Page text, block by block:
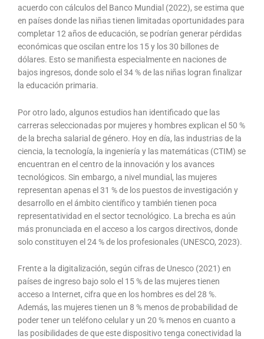
acuerdo con cálculos del Banco Mundial (2022), se estima que
en países donde las niñas tienen limitadas oportunidades para
completar 12 años de educación, se podrían generar pérdidas
económicas que oscilan entre los 15 y los 30 billones de
dólares. Esto se manifiesta especialmente en naciones de
bajos ingresos, donde solo el 34 % de las niñas logran finalizar
la educación primaria.
Por otro lado, algunos estudios han identificado que las
carreras seleccionadas por mujeres y hombres explican el 50 %
de la brecha salarial de género. Hoy en día, las industrias de la
ciencia, la tecnología, la ingeniería y las matemáticas (CTIM) se
encuentran en el centro de la innovación y los avances
tecnológicos. Sin embargo, a nivel mundial, las mujeres
representan apenas el 31 % de los puestos de investigación y
desarrollo en el ámbito científico y también tienen poca
representatividad en el sector tecnológico. La brecha es aún
más pronunciada en el acceso a los cargos directivos, donde
solo constituyen el 24 % de los profesionales (UNESCO, 2023).
Frente a la digitalización, según cifras de Unesco (2021) en
países de ingreso bajo solo el 15 % de las mujeres tienen
acceso a Internet, cifra que en los hombres es del 28 %.
Además, las mujeres tienen un 8 % menos de probabilidad de
poder tener un teléfono celular y un 20 % menos en cuanto a
las posibilidades de que este dispositivo tenga conectividad la